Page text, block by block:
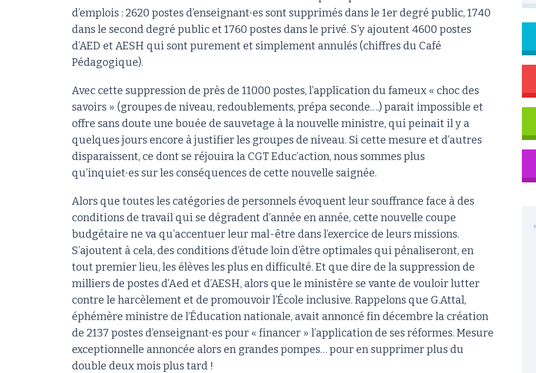
d’emplois : 2620 postes d’enseignant∙es sont supprimés dans le 1er degré public, 1740
dans le second degré public et 1760 postes dans le privé. S’y ajoutent 4600 postes
d’AED et AESH qui sont purement et simplement annulés (chiffres du Café
Pédagogique).
Avec cette suppression de près de 11000 postes, l’application du fameux « choc des
savoirs » (groupes de niveau, redoublements, prépa seconde….) parait impossible et
offre sans doute une bouée de sauvetage à la nouvelle ministre, qui peinait il y a
quelques jours encore à justifier les groupes de niveau. Si cette mesure et d’autres
disparaissent, ce dont se réjouira la CGT Educ’action, nous sommes plus
qu’inquiet∙es sur les conséquences de cette nouvelle saignée.
Alors que toutes les catégories de personnels évoquent leur souffrance face à des
conditions de travail qui se dégradent d’année en année, cette nouvelle coupe
budgétaire ne va qu’accentuer leur mal-être dans l’exercice de leurs missions.
S’ajoutent à cela, des conditions d’étude loin d’être optimales qui pénaliseront, en
tout premier lieu, les élèves les plus en difficulté. Et que dire de la suppression de
milliers de postes d’Aed et d’AESH, alors que le ministère se vante de vouloir lutter
contre le harcèlement et de promouvoir l’École inclusive. Rappelons que G.Attal,
éphémère ministre de l’Éducation nationale, avait annoncé fin décembre la création
de 2137 postes d’enseignant∙es pour « financer » l’application de ses réformes. Mesure
exceptionnelle annoncée alors en grandes pompes… pour en supprimer plus du
double deux mois plus tard !